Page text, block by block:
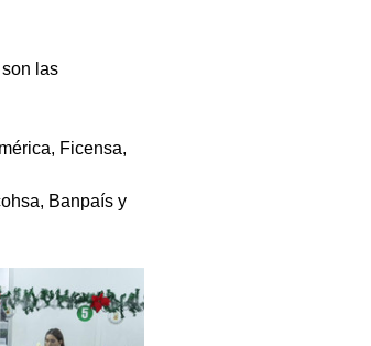
las
Ficensa,
Banpaís y